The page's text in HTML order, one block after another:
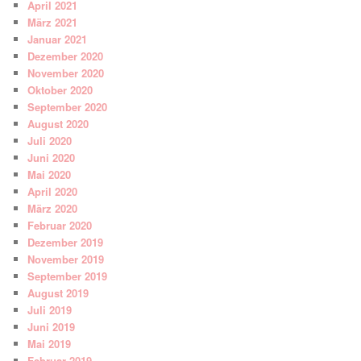
April 2021
März 2021
Januar 2021
Dezember 2020
November 2020
Oktober 2020
September 2020
August 2020
Juli 2020
Juni 2020
Mai 2020
April 2020
März 2020
Februar 2020
Dezember 2019
November 2019
September 2019
August 2019
Juli 2019
Juni 2019
Mai 2019